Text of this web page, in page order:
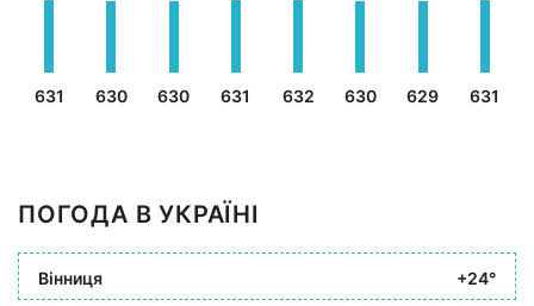
631 630 630 631 632 630 629 631
ПОГОДА В УКРАЇНІ
Вінниця +24°